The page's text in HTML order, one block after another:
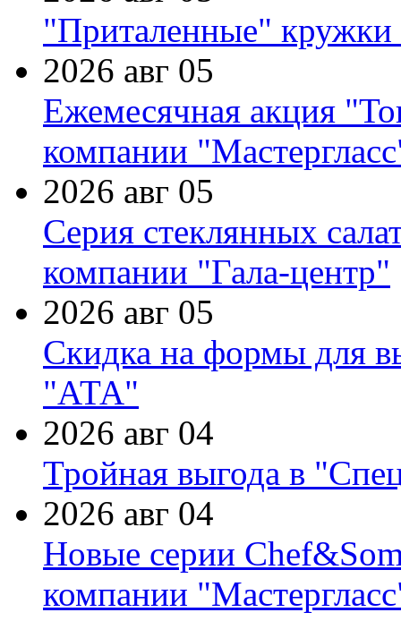
"Приталенные" кружки
2026 авг 05
Ежемесячная акция
компании
2026 авг 05
Серия стеклянных
компании "Гала-центр"
2026 авг 05
Скидка на формы для
"АТА"
2026 авг 04
Тройная выгода в
2026 авг 04
Новые серии
компании